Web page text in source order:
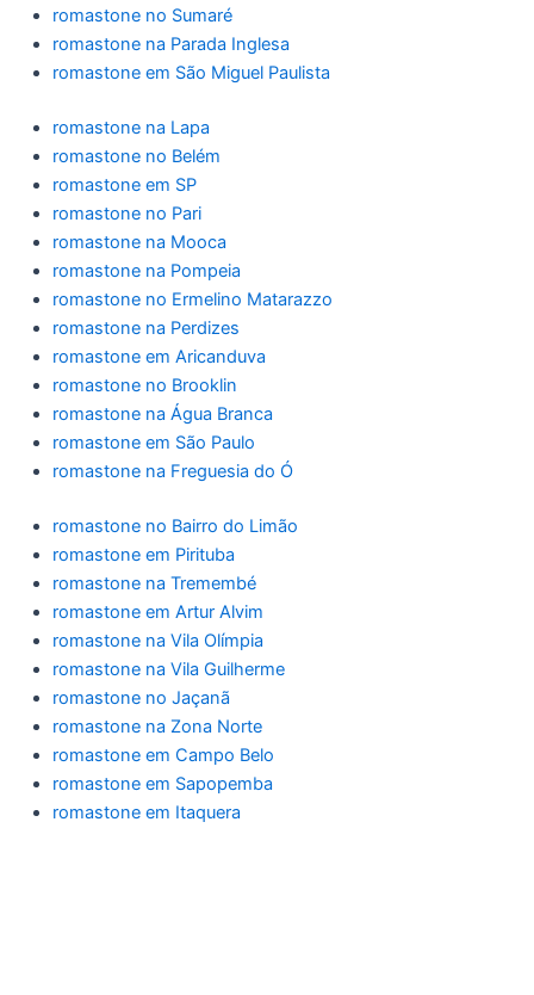
romastone no Sumaré
romastone na Parada Inglesa
romastone em São Miguel Paulista
romastone na Lapa
romastone no Belém
romastone em SP
romastone no Pari
romastone na Mooca
romastone na Pompeia
romastone no Ermelino Matarazzo
romastone na Perdizes
romastone em Aricanduva
romastone no Brooklin
romastone na Água Branca
romastone em São Paulo
romastone na Freguesia do Ó
romastone no Bairro do Limão
romastone em Pirituba
romastone na Tremembé
romastone em Artur Alvim
romastone na Vila Olímpia
romastone na Vila Guilherme
romastone no Jaçanã
romastone na Zona Norte
romastone em Campo Belo
romastone em Sapopemba
romastone em Itaquera